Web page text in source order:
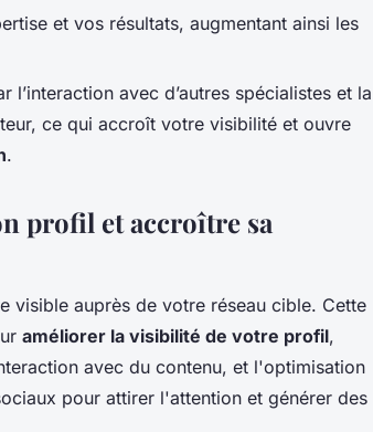
et vos résultats, augmentant ainsi les
l’interaction avec d’autres spécialistes et la
ce qui accroît votre visibilité et ouvre
.
profil et accroître sa
visible auprès de votre réseau cible. Cette
améliorer la visibilité de votre profil,
avec du contenu, et l'optimisation
pour attirer l'attention et générer des